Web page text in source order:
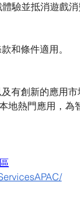
驗並抵消遊戲消
和條件適用。
有創新的應用
地熱門應用，為